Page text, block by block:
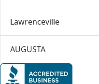
Lawrenceville
AUGUSTA